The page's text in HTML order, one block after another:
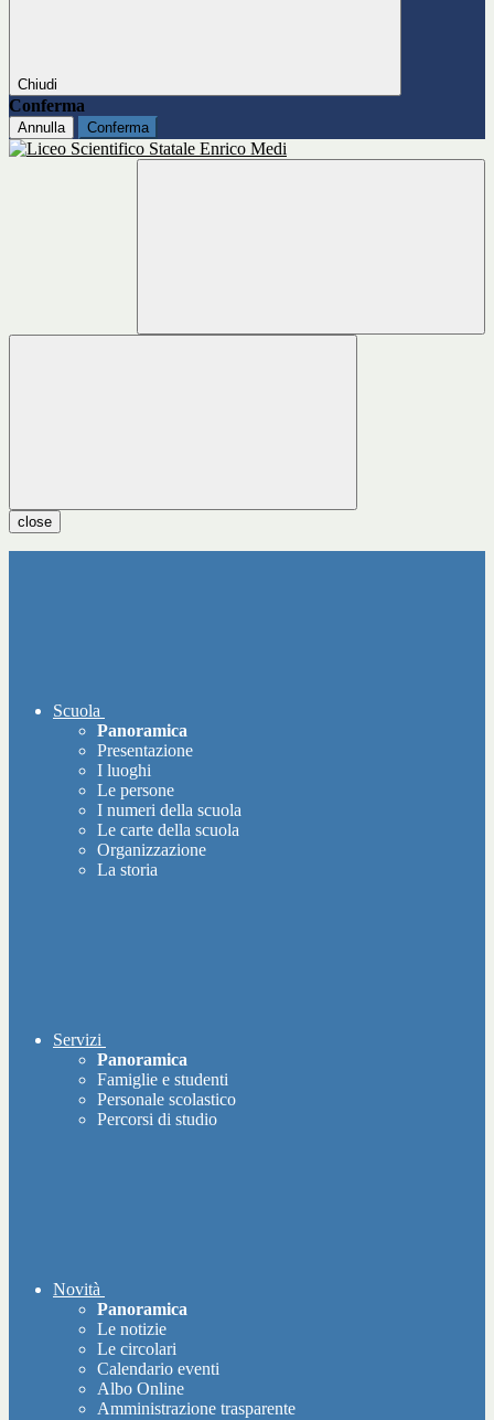
Chiudi
Conferma
Annulla Conferma
close
Scuola
Panoramica
Presentazione
I luoghi
Le persone
I numeri della scuola
Le carte della scuola
Organizzazione
La storia
Servizi
Panoramica
Famiglie e studenti
Personale scolastico
Percorsi di studio
Novità
Panoramica
Le notizie
Le circolari
Calendario eventi
Albo Online
Amministrazione trasparente